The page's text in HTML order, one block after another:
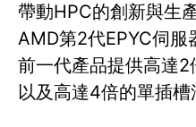
帶動HPC的創新與生產
AMD第2代EPYC伺服
前一代產品提供高達2
以及高達4倍的單插槽